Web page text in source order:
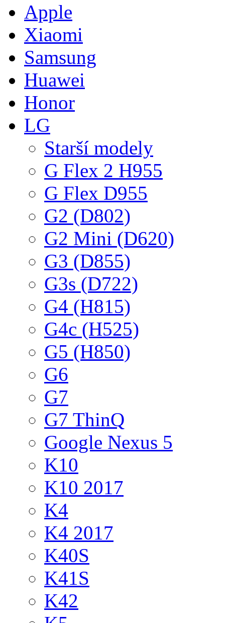
Apple
Xiaomi
Samsung
Huawei
Honor
LG
Starší modely
G Flex 2 H955
G Flex D955
G2 (D802)
G2 Mini (D620)
G3 (D855)
G3s (D722)
G4 (H815)
G4c (H525)
G5 (H850)
G6
G7
G7 ThinQ
Google Nexus 5
K10
K10 2017
K4
K4 2017
K40S
K41S
K42